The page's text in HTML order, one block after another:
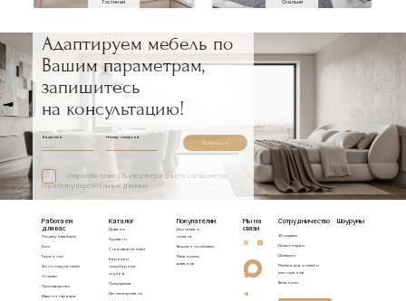
Гостиная Спальня
Адаптируем мебель по
Вашим параметрам,
запишитесь
на консультацию!
Ваше имя Номер телефона
Записаться
Отправляя заявку, Вы подтверждаете согласие на
обработку персональных данных
Работаем
для вас
Почему Idealbeds
Блог
Гарантии
Фото покупателей
Отзывы
Производство
Идеи интерьера
Каталог
Диваны
Кровати
Стеновые панели
Барные и
полубарные
стулья
Полукресла
Детские кровати
Покупателям
Доставка и
оплата
Варианты обивки
Механизмы
диванов
Мы на
связи
Сотрудничество
3D модели
Дизайнерам
Дилерам
Мебель для отелей и
ресторанов
Вакансии
Шоурумы